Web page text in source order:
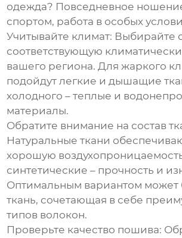
одежда? Повседневное
спортом, работа в особых
Учитывайте климат: Выбирайте
соответствующую
вашего региона. Для жаркого
подойдут легкие и дышащие
холодного – теплые и
материалы.
Обратите внимание на состав
Натуральные ткани
хорошую
синтетические – прочность и
Оптимальным вариантом может
ткань, сочетающая в себе
типов волокон.
Проверьте качество пошива: